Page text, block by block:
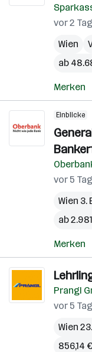
vor 2
Wien
ab
Merken
Einblicke
vor 5
Wien
ab
Merken
Prangl
vor 5
Wien
856,14